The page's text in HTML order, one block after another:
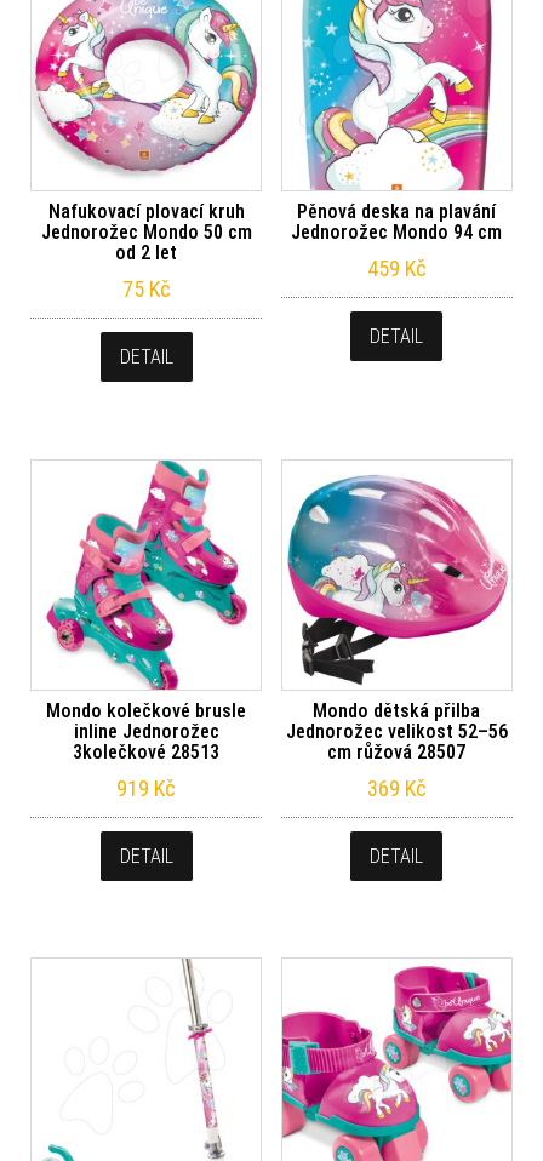
Nafukovací plovací kruh
Jednorožec Mondo 50 cm
od 2 let
75 Kč
DETAIL
Pěnová deska na plavání
Jednorožec Mondo 94 cm
459 Kč
DETAIL
Mondo kolečkové brusle
inline Jednorožec
3kolečkové 28513
919 Kč
DETAIL
Mondo dětská přilba
Jednorožec velikost 52–56
cm růžová 28507
369 Kč
DETAIL